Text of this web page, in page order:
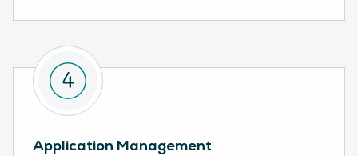
Application Management